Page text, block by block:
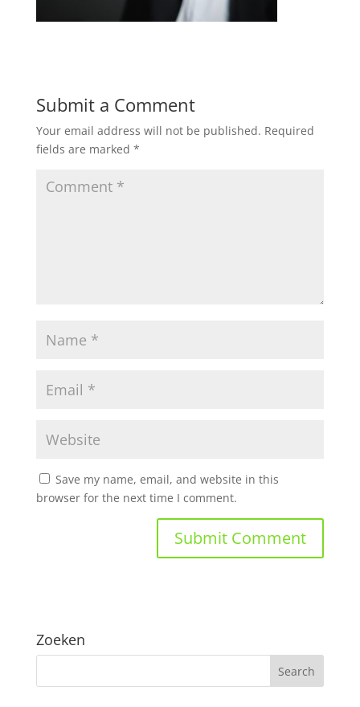
Submit a Comment
Your email address will not be published. Required
fields are marked *
Save my name, email, and website in this
browser for the next time I comment.
Zoeken